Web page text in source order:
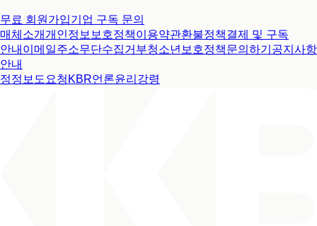
무료 회원가입기업 구독 문의
매체소개개인정보보호정책이용약관환불정책결제 및 구독
안내 이메일주소무단수집거부청소년보호정책문의하기 공지사항
안내
정정보도요청 KBR언론윤리강령